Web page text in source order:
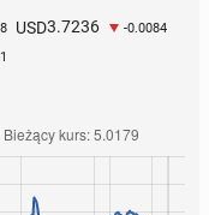
USD3.7236 -0.0084